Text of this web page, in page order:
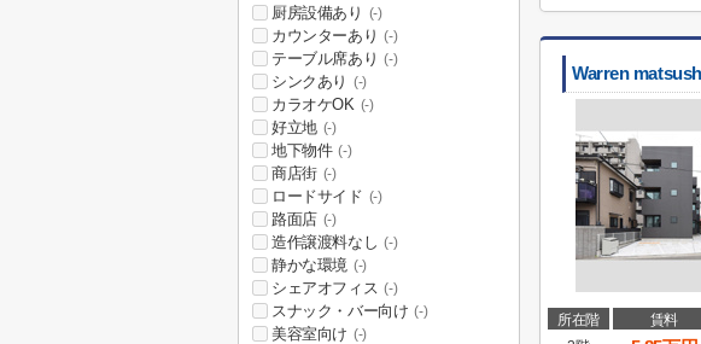
Warren
所在階 賃料
厨房設備あり (-)
カウンターあり (-)
テーブル席あり (-)
シンクあり (-)
カラオケOK (-)
好立地 (-)
地下物件 (-)
商店街 (-)
ロードサイド (-)
路面店 (-)
造作譲渡料なし (-)
静かな環境 (-)
シェアオフィス (-)
スナック・バー向け (-)
美容室向け (-)